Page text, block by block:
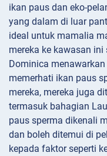
ikan paus dan eko-
yang dalam di luar
ideal untuk mamalia
mereka ke kawasan
Dominica
memerhati ikan paus
mereka, mereka juga
termasuk bahagian
paus sperma dikenali
dan boleh ditemui di
kepada faktor seperti